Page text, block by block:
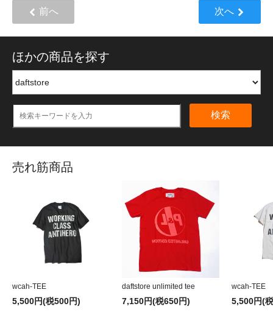
前へ 次へ
ほかの商品を探す
検索
売れ筋商品
wcah-TEE
5,500円(税500円)
daftstore unlimited tee
7,150円(税650円)
wcah-TEE
5,500円(